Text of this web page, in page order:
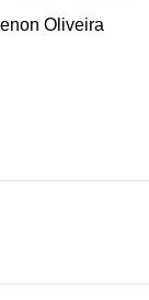
Oliveira